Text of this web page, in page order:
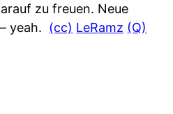
zu freuen. Neue
yeah.
(cc) LeRamz (Q)